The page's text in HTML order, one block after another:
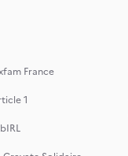
France
1